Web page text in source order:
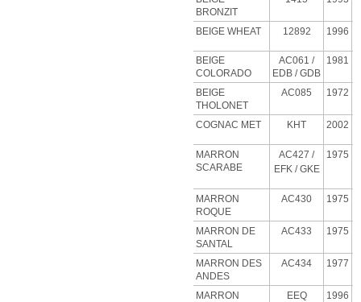
BRONZIT
BEIGE WHEAT 12892 1996
BEIGE
COLORADO
AC061 /
EDB / GDB
1981
BEIGE
THOLONET
AC085 1972
COGNAC MET KHT 2002
MARRON
SCARABE
AC427 /
EFK / GKE
1975
MARRON
ROQUE
AC430 1975
MARRON DE
SANTAL
AC433 1975
MARRON DES
ANDES
AC434 1977
MARRON
EEQ 1996